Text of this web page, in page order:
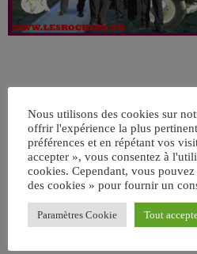
ÉCRIT PAR: ADMIN
email
Nous utilisons des cookies sur
offrir l'expérience la plus
préférences et en répétant vos
accepter », vous consentez à
cookies. Cependant, vous
des cookies » pour fournir un
Paramètres Cookie Tout